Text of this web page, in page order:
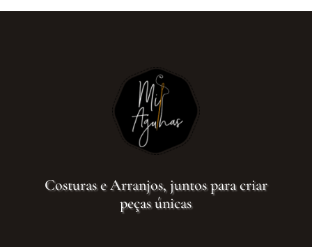
Costuras e Arranjos, juntos para criar
peças únicas